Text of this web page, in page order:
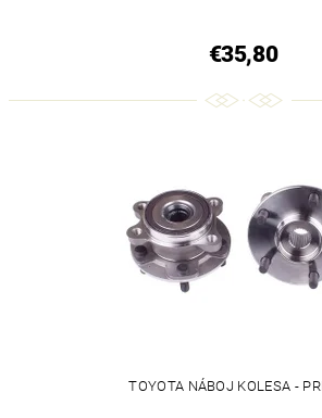
€35,80
TOYOTA NÁBOJ KOLESA -